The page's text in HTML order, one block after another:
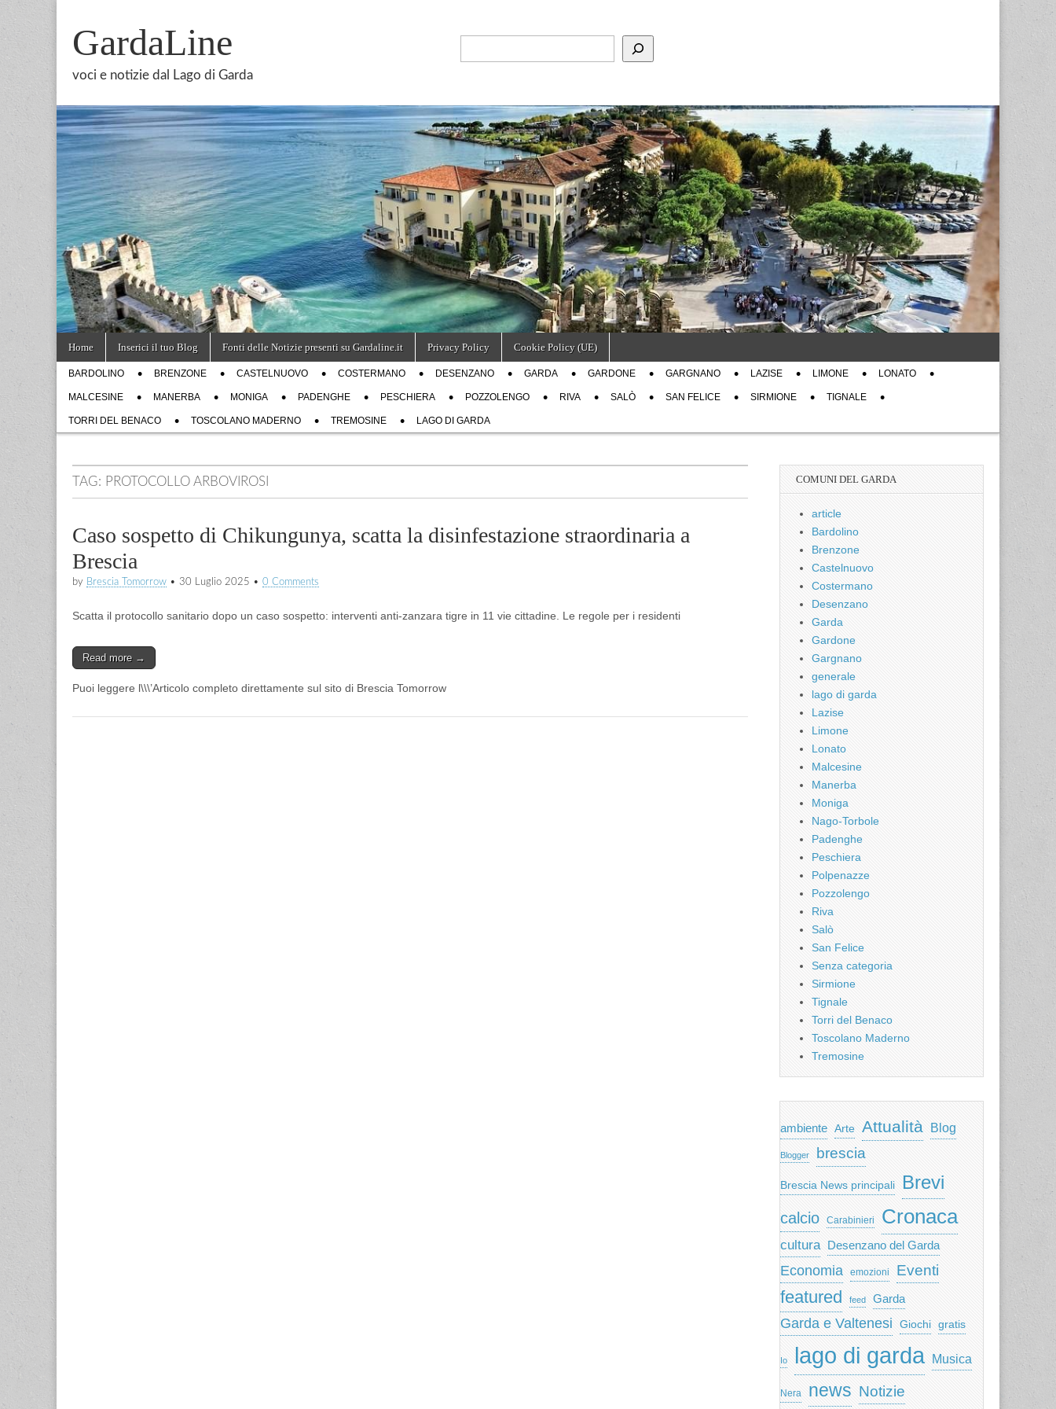
GardaLine
voci e notizie dal Lago di Garda
Main
menu
content
Home Inserici il tuo Blog Fonti delle Notizie presenti su Gardaline.it Privacy Policy Cookie Policy (UE)
SubBARDOLINO BRENZONE CASTELNUOVO COSTERMANO DESENZANO GARDA GARDONE GARGNANO LAZISE LIMONE LONATO
MALCESINE MANERBA MONIGA PADENGHE PESCHIERA POZZOLENGO RIVA SALÒ SAN FELICE SIRMIONE TIGNALE
TORRI DEL BENACO TOSCOLANO MADERNO TREMOSINE LAGO DI GARDA
TAG: PROTOCOLLO ARBOVIROSI
Caso sospetto di Chikungunya, scatta la disinfestazione straordinaria a
Brescia
by Brescia Tomorrow • 30 Luglio 2025 • 0 Comments
Scatta il protocollo sanitario dopo un caso sospetto: interventi anti-zanzara tigre in 11 vie cittadine. Le regole per i residenti
Read more →
Puoi leggere l\\\’Articolo completo direttamente sul sito di Brescia Tomorrow
COMUNI DEL GARDA
article
Bardolino
Brenzone
Castelnuovo
Costermano
Desenzano
Garda
Gardone
Gargnano
generale
lago di garda
Lazise
Limone
Lonato
Malcesine
Manerba
Moniga
Nago-Torbole
Padenghe
Peschiera
Polpenazze
Pozzolengo
Riva
Salò
San Felice
Senza categoria
Sirmione
Tignale
Torri del Benaco
Toscolano Maderno
Tremosine
ambiente Arte Attualità Blog
Blogger brescia
Brescia News principali Brevi
calcio Carabinieri Cronaca
cultura Desenzano del Garda
Economia emozioni Eventi
featured feed Garda
Garda e Valtenesi Giochi gratis
Io lago di garda Musica
Nera news Notizie